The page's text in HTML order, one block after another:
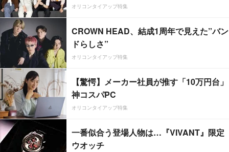
オリコンタイアップ特集
CROWN HEAD、結成1周年で見えた”バン
ドらしさ”
オリコンタイアップ特集
【驚愕】メーカー社員が推す「10万円台」
神コスパPC
オリコンタイアップ特集
一番似合う登場人物は…『VIVANT』限定
ウオッチ